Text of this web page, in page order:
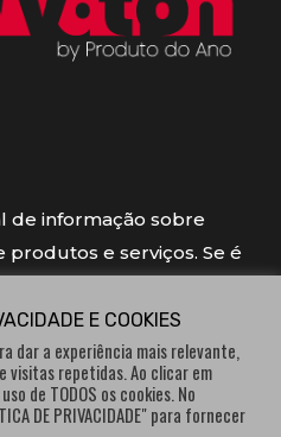
de informação sobre
produtos e serviços. Se é
do “Produto do
atribuído por
E COOKIES
dar a experiência mais relevante,
visitas repetidas. Ao clicar em
de TODOS os cookies. No
DE PRIVACIDADE" para fornecer